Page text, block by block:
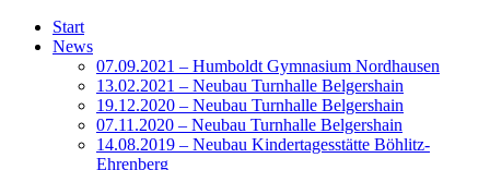
Start
News
07.09.2021 – Humboldt Gymnasium Nordhausen
13.02.2021 – Neubau Turnhalle Belgershain
19.12.2020 – Neubau Turnhalle Belgershain
07.11.2020 – Neubau Turnhalle Belgershain
14.08.2019 – Neubau Kindertagesstätte Böhlitz-
Ehrenberg